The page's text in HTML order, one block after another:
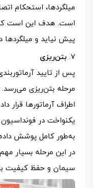
میلگردها، استحکام
است. هدف این است
پیش نیاید و
بتن‌ریزی
پس از تایید
مرحله بتن‌ریزی می‌رسد.
اطراف آرماتورها
یکنواخت در
به‌طور کامل پوشش
در این مرحله بسیار
سیمان و حفظ کیفیت